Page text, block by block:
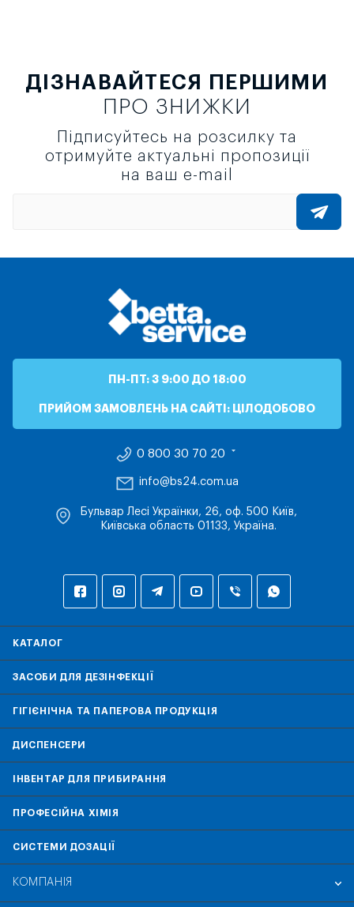
ДІЗНАВАЙТЕСЯ ПЕРШИМИ
ПРО ЗНИЖКИ
Підписуйтесь на розсилку та
отримуйте актуальні пропозиції
на ваш e-mail
ПН-ПТ: З 9:00 ДО 18:00
ПРИЙОМ ЗАМОВЛЕНЬ НА САЙТІ: ЦІЛОДОБОВО
0 800 30 70 20
info@bs24.com.ua
Бульвар Лесі Українки, 26, оф. 500 Київ,
Київська область 01133, Україна.
КАТАЛОГ
ЗАСОБИ ДЛЯ ДЕЗІНФЕКЦІЇ
ГІГІЄНІЧНА ТА ПАПЕРОВА ПРОДУКЦІЯ
ДИСПЕНСЕРИ
ІНВЕНТАР ДЛЯ ПРИБИРАННЯ
ПРОФЕСІЙНА ХІМІЯ
СИСТЕМИ ДОЗАЦІЇ
КОМПАНІЯ